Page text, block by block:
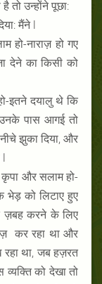
तो उन्होंने पूछा:
मैंने l
हो-नाराज़ हो गए
देने का किसी को
इतने दयालु थे कि
पास आगई तो
झुका दिया, और
l
और सलाम हो-
को लिटाए हुए
ज़बह करने के लिए
कर रहा था और
था, जब हज़रत
को देखा तो